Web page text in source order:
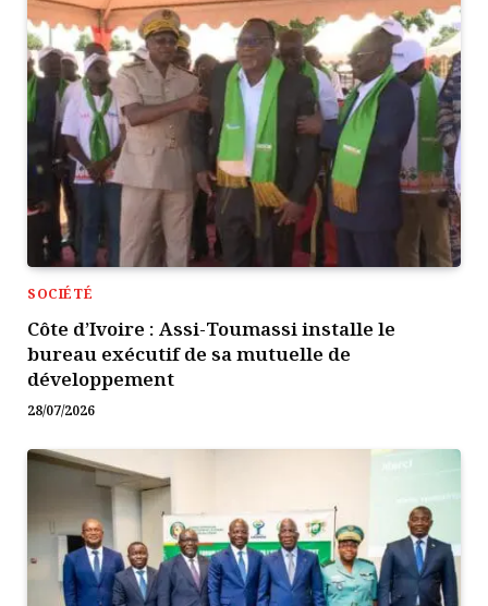
SOCIÉTÉ
Côte d’Ivoire : Assi-Toumassi installe le
bureau exécutif de sa mutuelle de
développement
28/07/2026